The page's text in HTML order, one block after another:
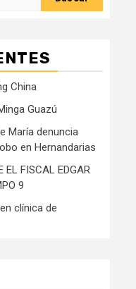
China
Guazú
María denuncia
en Hernandarias
EL FISCAL EDGAR
9
clínica de